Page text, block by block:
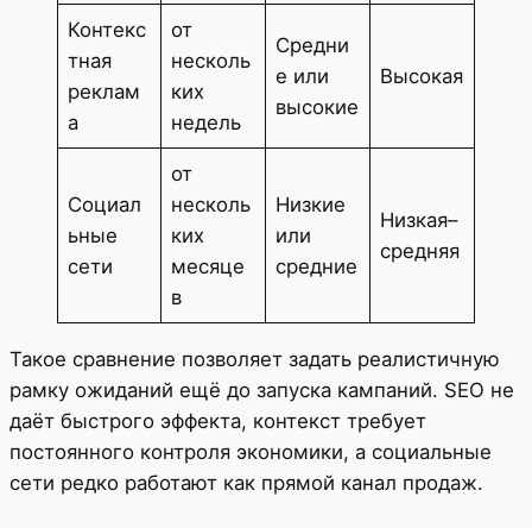
Контекс
тная
реклам
а
от
несколь
ких
недель
Средни
е или
высокие
Высокая
Социал
ьные
сети
от
несколь
ких
месяце
в
Низкие
или
средние
Низкая–
средняя
Такое сравнение позволяет задать реалистичную
рамку ожиданий ещё до запуска кампаний. SEO не
даёт быстрого эффекта, контекст требует
постоянного контроля экономики, а социальные
сети редко работают как прямой канал продаж.